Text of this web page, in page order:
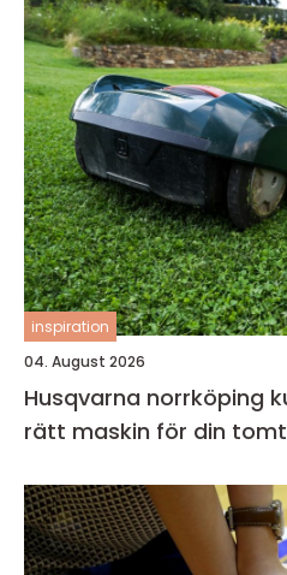
inspiration
04. August 2026
Husqvarna norrköping kunskap, service och
rätt maskin för din tomt